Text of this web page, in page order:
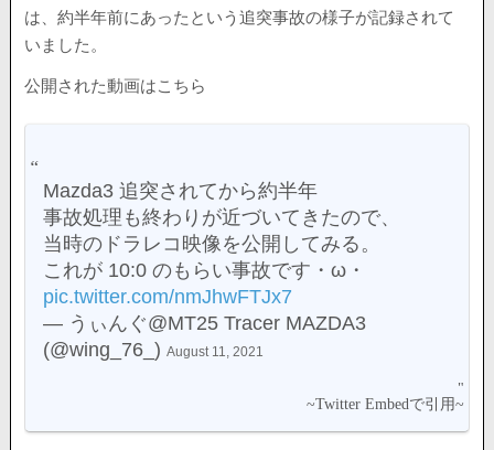
は、約半年前にあったという追突事故の様子が記録されて
いました。
公開された動画はこちら
Mazda3 追突されてから約半年
事故処理も終わりが近づいてきたので、
当時のドラレコ映像を公開してみる。
これが 10:0 のもらい事故です・ω・
pic.twitter.com/nmJhwFTJx7
— うぃんぐ@MT25 Tracer MAZDA3
(@wing_76_)August 11, 2021